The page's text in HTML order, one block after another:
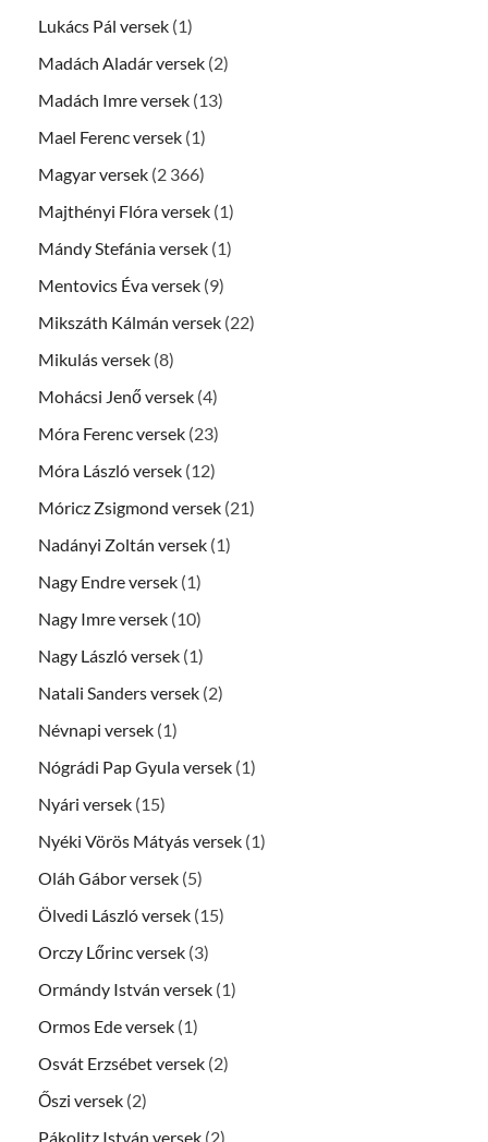
Lukács Pál versek (1)
Madách Aladár versek (2)
Madách Imre versek (13)
Mael Ferenc versek (1)
Magyar versek (2 366)
Majthényi Flóra versek (1)
Mándy Stefánia versek (1)
Mentovics Éva versek (9)
Mikszáth Kálmán versek (22)
Mikulás versek (8)
Mohácsi Jenő versek (4)
Móra Ferenc versek (23)
Móra László versek (12)
Móricz Zsigmond versek (21)
Nadányi Zoltán versek (1)
Nagy Endre versek (1)
Nagy Imre versek (10)
Nagy László versek (1)
Natali Sanders versek (2)
Névnapi versek (1)
Nógrádi Pap Gyula versek (1)
Nyári versek (15)
Nyéki Vörös Mátyás versek (1)
Oláh Gábor versek (5)
Ölvedi László versek (15)
Orczy Lőrinc versek (3)
Ormándy István versek (1)
Ormos Ede versek (1)
Osvát Erzsébet versek (2)
Őszi versek (2)
Pákolitz István versek (2)